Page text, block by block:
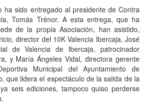
ha sido entregado al presidente de Contra
Tomás Trénor. A esta entrega, que ha
de la propia Asociación, han asistido,
director del 10K Valencia Ibercaja, José
de Valencia de Ibercaja, patrocinador
y María Ángeles Vidal, directora gerente
Municipal del Ayuntamiento de
que lidera el espectáculo de la salida de la
seis ediciones, tampoco quiso perderse